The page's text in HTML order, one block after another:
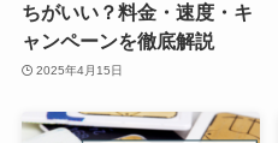
ちがいい？料金・速度・キ
ャンペーンを徹底解説
2025年4月15日